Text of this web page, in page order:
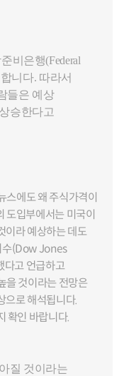
비은행(Federal
니다. 따라서
들은 예상
승한다고
스에도 왜 주식가격이
도입부에서는 미국이
이라 예상하는 데도
수(Dow Jones
고 언급하고
을 것이라는 전망은
으로 해석됩니다.
확인 바랍니다.
질 것이라는